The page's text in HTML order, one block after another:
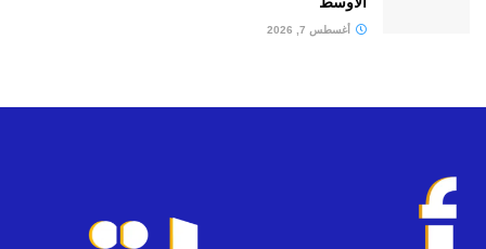
أغسطس 7, 2026